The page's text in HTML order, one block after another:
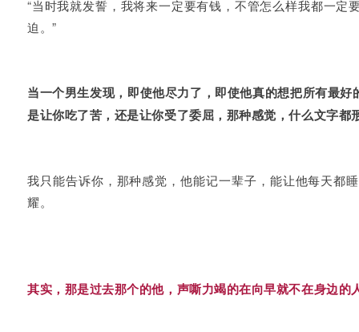
“当时我就发誓，我将来一定要有钱，不管怎么样我都一
迫。”
当一个男生发现，即使他尽力了，即使他真的想把所有最
是让你吃了苦，还是让你受了委屈，那种感觉，什么文字都
我只能告诉你，那种感觉，他能记一辈子，能让他每天都
耀。
其实，那是过去那个的他，声嘶力竭的在向早就不在身边